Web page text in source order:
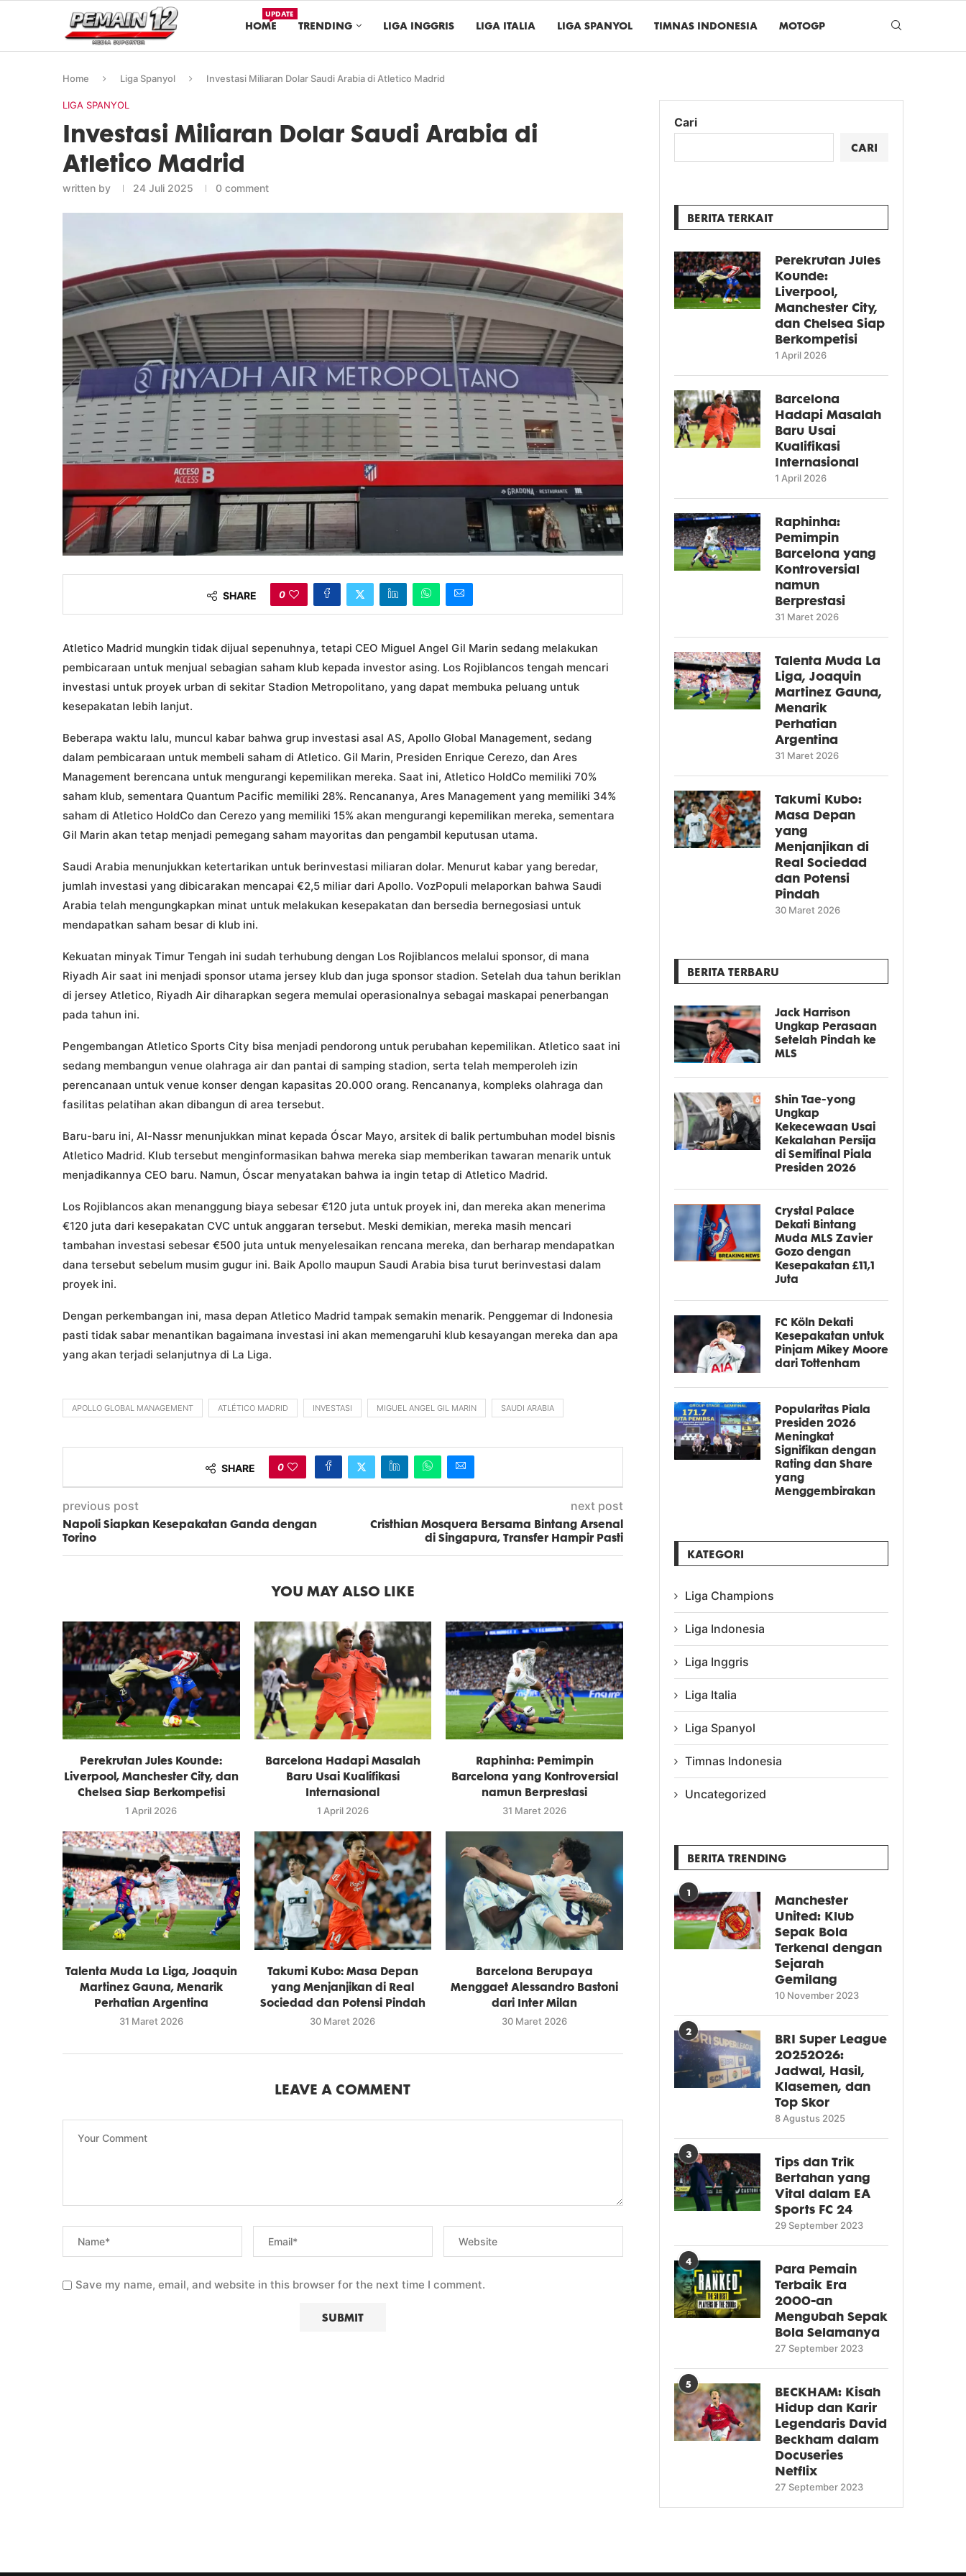
HOME
UPDATE
TRENDING LIGA INGGRIS LIGA ITALIA LIGA SPANYOL TIMNAS INDONESIA MOTOGP
Home Liga Spanyol Investasi Miliaran Dolar Saudi Arabia di Atletico Madrid
LIGA SPANYOL
Investasi Miliaran Dolar Saudi Arabia di
Atletico Madrid
written by 24 Juli 2025 0 comment
SHARE 0
Atletico Madrid mungkin tidak dijual sepenuhnya, tetapi CEO Miguel Angel Gil Marin sedang melakukan
pembicaraan untuk menjual sebagian saham klub kepada investor asing. Los Rojiblancos tengah mencari
investasi untuk proyek urban di sekitar Stadion Metropolitano, yang dapat membuka peluang untuk
kesepakatan lebih lanjut.
Beberapa waktu lalu, muncul kabar bahwa grup investasi asal AS, Apollo Global Management, sedang
dalam pembicaraan untuk membeli saham di Atletico. Gil Marin, Presiden Enrique Cerezo, dan Ares
Management berencana untuk mengurangi kepemilikan mereka. Saat ini, Atletico HoldCo memiliki 70%
saham klub, sementara Quantum Pacific memiliki 28%. Rencananya, Ares Management yang memiliki 34%
saham di Atletico HoldCo dan Cerezo yang memiliki 15% akan mengurangi kepemilikan mereka, sementara
Gil Marin akan tetap menjadi pemegang saham mayoritas dan pengambil keputusan utama.
Saudi Arabia menunjukkan ketertarikan untuk berinvestasi miliaran dolar. Menurut kabar yang beredar,
jumlah investasi yang dibicarakan mencapai €2,5 miliar dari Apollo. VozPopuli melaporkan bahwa Saudi
Arabia telah mengungkapkan minat untuk melakukan kesepakatan dan bersedia bernegosiasi untuk
mendapatkan saham besar di klub ini.
Kekuatan minyak Timur Tengah ini sudah terhubung dengan Los Rojiblancos melalui sponsor, di mana
Riyadh Air saat ini menjadi sponsor utama jersey klub dan juga sponsor stadion. Setelah dua tahun beriklan
di jersey Atletico, Riyadh Air diharapkan segera memulai operasionalnya sebagai maskapai penerbangan
pada tahun ini.
Pengembangan Atletico Sports City bisa menjadi pendorong untuk perubahan kepemilikan. Atletico saat ini
sedang membangun venue olahraga air dan pantai di samping stadion, serta telah memperoleh izin
perencanaan untuk venue konser dengan kapasitas 20.000 orang. Rencananya, kompleks olahraga dan
fasilitas pelatihan akan dibangun di area tersebut.
Baru-baru ini, Al-Nassr menunjukkan minat kepada Óscar Mayo, arsitek di balik pertumbuhan model bisnis
Atletico Madrid. Klub tersebut menginformasikan bahwa mereka siap memberikan tawaran menarik untuk
menjadikannya CEO baru. Namun, Óscar menyatakan bahwa ia ingin tetap di Atletico Madrid.
Los Rojiblancos akan menanggung biaya sebesar €120 juta untuk proyek ini, dan mereka akan menerima
€120 juta dari kesepakatan CVC untuk anggaran tersebut. Meski demikian, mereka masih mencari
tambahan investasi sebesar €500 juta untuk menyelesaikan rencana mereka, dan berharap mendapatkan
dana tersebut sebelum musim gugur ini. Baik Apollo maupun Saudi Arabia bisa turut berinvestasi dalam
proyek ini.
Dengan perkembangan ini, masa depan Atletico Madrid tampak semakin menarik. Penggemar di Indonesia
pasti tidak sabar menantikan bagaimana investasi ini akan memengaruhi klub kesayangan mereka dan apa
yang akan terjadi selanjutnya di La Liga.
APOLLO GLOBAL MANAGEMENT ATLÉTICO MADRID INVESTASI MIGUEL ANGEL GIL MARIN SAUDI ARABIA
SHARE 0
previous post
Napoli Siapkan Kesepakatan Ganda dengan
Torino
next post
Cristhian Mosquera Bersama Bintang Arsenal
di Singapura, Transfer Hampir Pasti
YOU MAY ALSO LIKE
Perekrutan Jules Kounde:
Liverpool, Manchester City, dan
Chelsea Siap Berkompetisi
1 April 2026
Barcelona Hadapi Masalah
Baru Usai Kualifikasi
Internasional
1 April 2026
Raphinha: Pemimpin
Barcelona yang Kontroversial
namun Berprestasi
31 Maret 2026
Talenta Muda La Liga, Joaquin
Martinez Gauna, Menarik
Perhatian Argentina
31 Maret 2026
Takumi Kubo: Masa Depan
yang Menjanjikan di Real
Sociedad dan Potensi Pindah
30 Maret 2026
Barcelona Berupaya
Menggaet Alessandro Bastoni
dari Inter Milan
30 Maret 2026
LEAVE A COMMENT
Save my name, email, and website in this browser for the next time I comment.
Cari
CARI
BERITA TERKAIT
Perekrutan Jules
Kounde:
Liverpool,
Manchester City,
dan Chelsea Siap
Berkompetisi
1 April 2026
Barcelona
Hadapi Masalah
Baru Usai
Kualifikasi
Internasional
1 April 2026
Raphinha:
Pemimpin
Barcelona yang
Kontroversial
namun
Berprestasi
31 Maret 2026
Talenta Muda La
Liga, Joaquin
Martinez Gauna,
Menarik
Perhatian
Argentina
31 Maret 2026
Takumi Kubo:
Masa Depan
yang
Menjanjikan di
Real Sociedad
dan Potensi
Pindah
30 Maret 2026
BERITA TERBARU
Jack Harrison
Ungkap Perasaan
Setelah Pindah ke
MLS
Shin Tae-yong
Ungkap
Kekecewaan Usai
Kekalahan Persija
di Semifinal Piala
Presiden 2026
Crystal Palace
Dekati Bintang
Muda MLS Zavier
Gozo dengan
Kesepakatan £11,1
Juta
FC Köln Dekati
Kesepakatan untuk
Pinjam Mikey Moore
dari Tottenham
Popularitas Piala
Presiden 2026
Meningkat
Signifikan dengan
Rating dan Share
yang
Menggembirakan
KATEGORI
Liga Champions
Liga Indonesia
Liga Inggris
Liga Italia
Liga Spanyol
Timnas Indonesia
Uncategorized
BERITA TRENDING
1
Manchester
United: Klub
Sepak Bola
Terkenal dengan
Sejarah
Gemilang
10 November 2023
2
BRI Super League
20252026:
Jadwal, Hasil,
Klasemen, dan
Top Skor
8 Agustus 2025
3
Tips dan Trik
Bertahan yang
Vital dalam EA
Sports FC 24
29 September 2023
4
Para Pemain
Terbaik Era
2000-an
Mengubah Sepak
Bola Selamanya
27 September 2023
5
BECKHAM: Kisah
Hidup dan Karir
Legendaris David
Beckham dalam
Docuseries
Netflix
27 September 2023